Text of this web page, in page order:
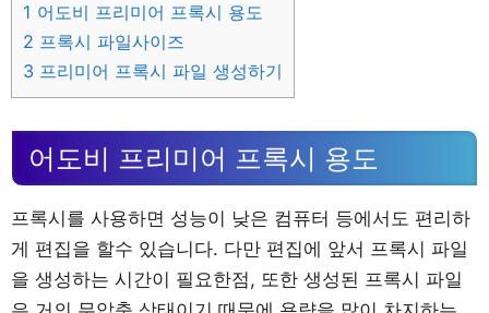
1 어도비 프리미어 프록시 용도
2 프록시 파일사이즈
3 프리미어 프록시 파일 생성하기
어도비 프리미어 프록시 용도
프록시를 사용하면 성능이 낮은 컴퓨터 등에서도 편리하
게 편집을 할수 있습니다. 다만 편집에 앞서 프록시 파일
을 생성하는 시간이 필요한점, 또한 생성된 프록시 파일